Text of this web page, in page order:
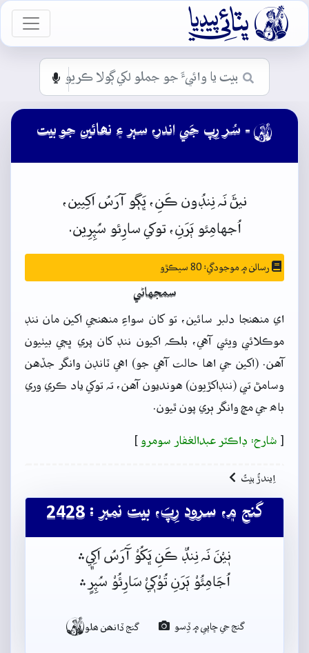

 - سُر رِپ جَي اندر، سٻر ۽ نھائين جو بيت
نيڻَ نَہ نِنڊُون ڪَنِ، ڀَڳو آرَسُ اَکِيين،
اُجهامِئوٻَرَنِ، توکيسارِئو سُپِرِين.
رسالن ۾ موجودگي: 80 سيڪڙو
سمجهاڻي
اي منھنجا دلبر سائين، تو کان سواءِ منھنجي اکين مان ننڊ
موڪلائي ويئي آهي، بلڪہ اکيون ننڊ کان پري ڀڄي بيٺيون
آهن. (اکين جي اها حالت آهي جو) اهي ٽانڊن وانگر جڏهن
وسامڻ تي (ننڊاکڙيون) هونديون آهن، تہ توکي ياد ڪري وري
باھ جي مچ وانگر ٻري پون ٿيون.
[ شارح: ڊاڪٽر عبدالغفار سومرو ]
اِيندڙُ بيتُ
گنج ۾، سرود رِپَ، بيت نمبر : 2428
نٖيْنَ نَہ نِنڊٌ ڪَنِ ڀَکُوْ آَرَسُ اَکِي﮼﮶
اُجَامِئُوْ ٻَرَنِ تُوْکٖيْ سَارِئُوْ سُپِرٍ﮶
گنج جي ڇاپي ۾ ڏِسو گنج ڏانھن ھلو